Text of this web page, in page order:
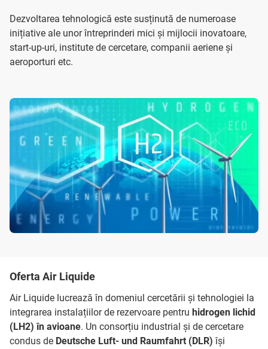
Dezvoltarea tehnologică este susținută de numeroase
inițiative ale unor întreprinderi mici și mijlocii inovatoare,
start-up-uri, institute de cercetare, companii aeriene și
aeroporturi etc.
Oferta Air Liquide
Air Liquide lucrează în domeniul cercetării și tehnologiei la
integrarea instalațiilor de rezervoare pentru hidrogen lichid
(LH2) în avioane. Un consorțiu industrial și de cercetare
condus de Deutsche Luft- und Raumfahrt (DLR) își